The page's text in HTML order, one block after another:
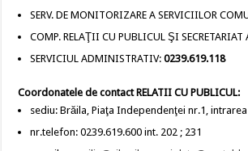
SERV. DE MONITORIZARE A SERVICIILOR
COMP. RELAŢII CU PUBLICUL ŞI SECRETARIAT
SERVICIUL ADMINISTRATIV:0239.619.118
Coordonatele de contact RELATII CU PUBLICUL:
sediu: Brăila, Piaţa Independenţei nr.1,
nr.telefon: 0239.619.600 int. 202 ; 231